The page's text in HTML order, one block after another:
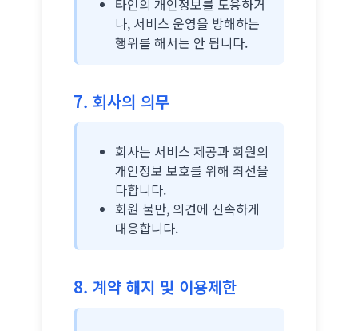
타인의 개인정보를 도용하거
나, 서비스 운영을 방해하는
행위를 해서는 안 됩니다.
7. 회사의 의무
회사는 서비스 제공과 회원의
개인정보 보호를 위해 최선을
다합니다.
회원 불만, 의견에 신속하게
대응합니다.
8. 계약 해지 및 이용제한